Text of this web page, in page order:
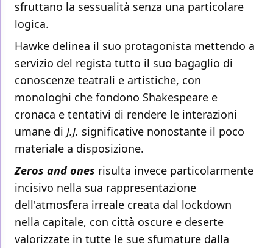
sfruttano la sessualità senza una particolare
logica.
Hawke delinea il suo protagonista mettendo a
servizio del regista tutto il suo bagaglio di
conoscenze teatrali e artistiche, con
monologhi che fondono Shakespeare e
cronaca e tentativi di rendere le interazioni
umane di J.J. significative nonostante il poco
materiale a disposizione.
Zeros and ones risulta invece particolarmente
incisivo nella sua rappresentazione
dell'atmosfera irreale creata dal lockdown
nella capitale, con città oscure e deserte
valorizzate in tutte le sue sfumature dalla